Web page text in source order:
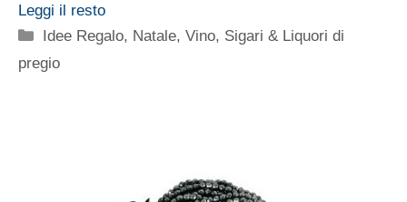
Leggi il resto
Categorie
Idee Regalo, Natale,Vino, Sigari & Liquori di
pregio